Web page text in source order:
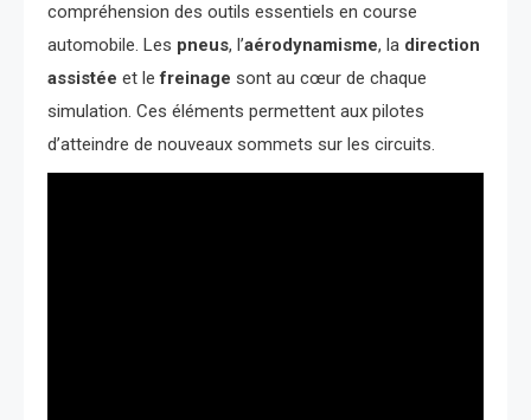
compréhension des outils essentiels en course
automobile. Les pneus, l’aérodynamisme, la direction
assistée et lefreinage sont au cœur de chaque
simulation. Ces éléments permettent aux pilotes
d’atteindre de nouveaux sommets sur les circuits.